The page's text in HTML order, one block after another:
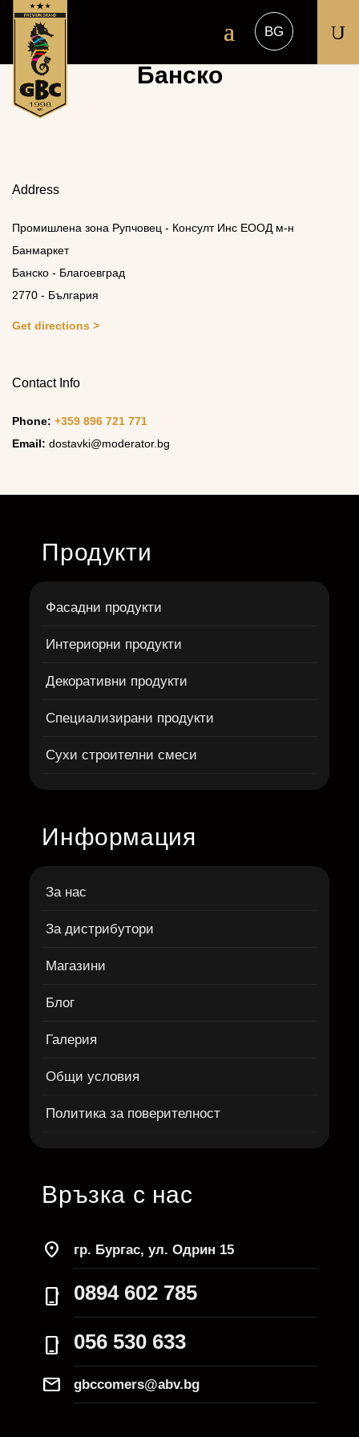
U
Банско
Address
Промишлена зона Рупчовец - Консулт Инс ЕООД м-н
Банмаркет
Банско - Благоевград
2770 - България
Get directions >
Contact Info
Phone: +359 896 721 771
Email: dostavki@moderator.bg
Продукти
Фасадни продукти
Интериорни продукти
Декоративни продукти
Специализирани продукти
Сухи строителни смеси
Информация
За нас
За дистрибутори
Магазини
Блог
Галерия
Общи условия
Политика за поверителност
Връзка с нас
location_on гр. Бургас, ул. Одрин 15
phone_iphone 0894 602 785
phone_iphone 056 530 633
Mail gbccomers@abv.bg